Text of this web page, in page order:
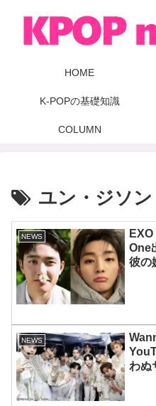
HOME
K-POPの基礎知識
COLUMN
ユン・ジソン
NEWS
One
彼の
NEWS
わぬ